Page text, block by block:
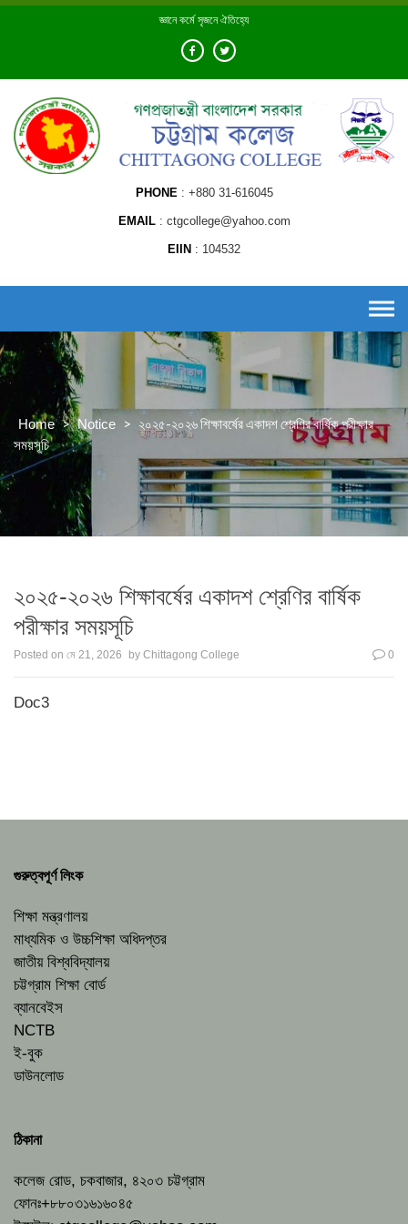
Skip
জ্ঞানে কর্মে সৃজনে ঐতিহ্যে
PHONE +880 31-616045
EMAIL ctgcollege@yahoo.com
EIIN 104532
Home > Notice > ২০২৫-২০২৬ শিক্ষাবর্ষের একাদশ শ্রেণির বার্ষিক পরীক্ষার
সময়সূচি
২০২৫-২০২৬ শিক্ষাবর্ষের একাদশ শ্রেণির বার্ষিক
পরীক্ষার সময়সূচি
Posted on মে 21, 2026 by Chittagong College 0
Doc3
গুরুত্বপূর্ণ লিংক
শিক্ষা মন্ত্রণালয়
মাধ্যমিক ও উচ্চশিক্ষা অধিদপ্তর
জাতীয় বিশ্ববিদ্যালয়
চট্টগ্রাম শিক্ষা বোর্ড
ব্যানবেইস
NCTB
ই-বুক
ডাউনলোড
ঠিকানা
কলেজ রোড, চকবাজার, ৪২০৩ চট্টগ্রাম
ফোনঃ+৮৮০৩১৬১৬০৪৫